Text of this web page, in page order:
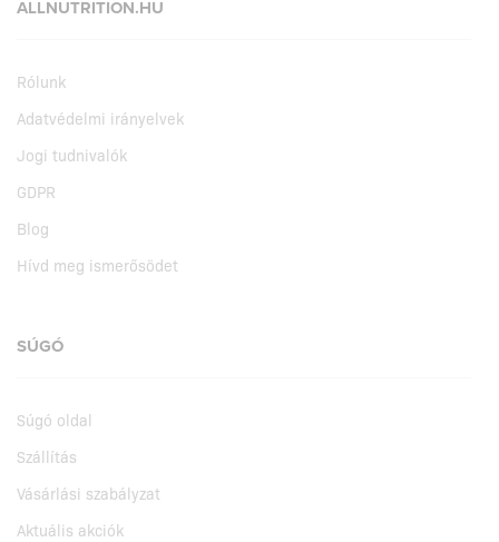
ALLNUTRITION.HU
Rólunk
Adatvédelmi irányelvek
Jogi tudnivalók
GDPR
Blog
Hívd meg ismerősödet
SÚGÓ
Súgó oldal
Szállítás
Vásárlási szabályzat
Aktuális akciók